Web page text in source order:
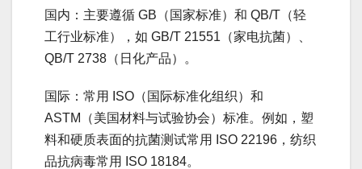
国内：主要遵循 GB（国家标准）和 QB/T（轻
工行业标准），如 GB/T 21551（家电抗菌）、
QB/T 2738（日化产品）。
国际：常用 ISO（国际标准化组织）和
ASTM（美国材料与试验协会）标准。例如，塑
料和硬质表面的抗菌测试常用 ISO 22196，纺织
品抗病毒常用 ISO 18184。